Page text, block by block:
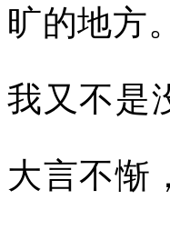
旷的地方
我又不是
大言不惭